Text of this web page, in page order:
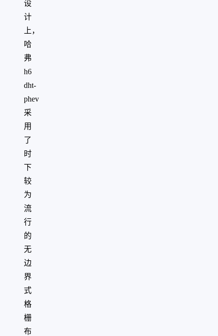
设
计
上，
哈
弗
h6
dht-
phev
采
用
了
时
下
较
为
流
行
的
无
边
界
式
格
栅
布